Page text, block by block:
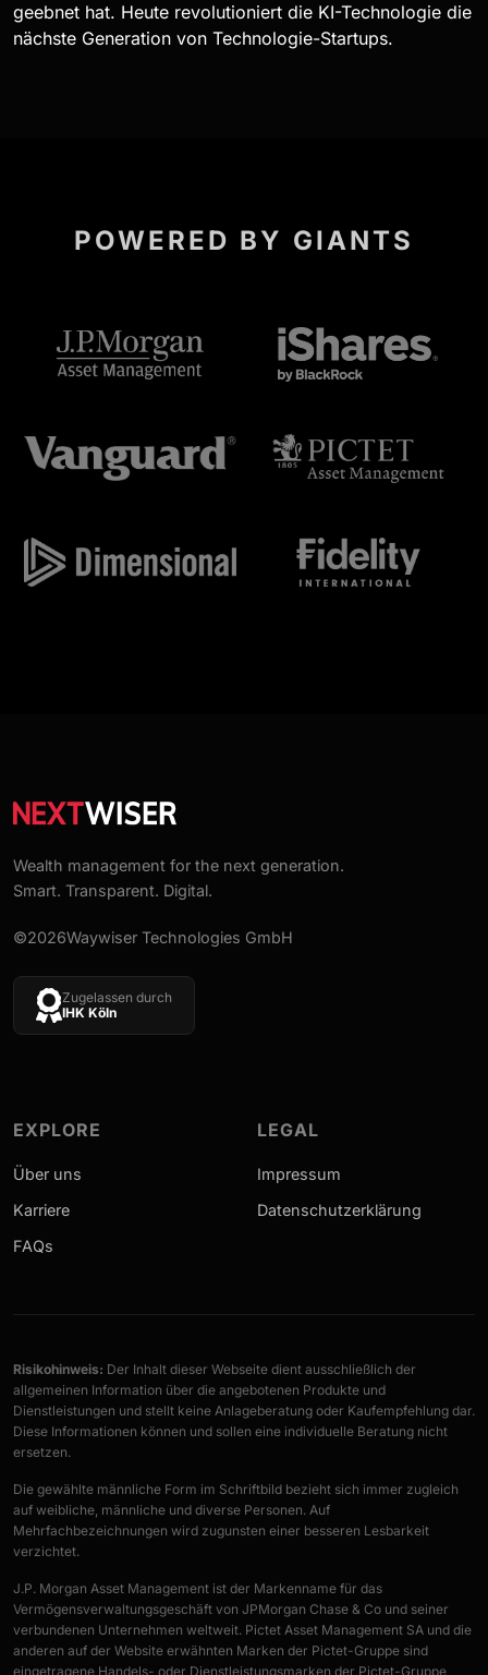
geebnet hat. Heute revolutioniert die KI-Technologie die
nächste Generation von Technologie-Startups.
POWERED BY GIANTS
Wealth management for the next generation.
Smart. Transparent. Digital.
©2026Waywiser Technologies GmbH
Zugelassen durch
IHK Köln
EXPLORE
Über uns
Karriere
FAQs
LEGAL
Impressum
Datenschutzerklärung
Risikohinweis: Der Inhalt dieser Webseite dient ausschließlich der
allgemeinen Information über die angebotenen Produkte und
Dienstleistungen und stellt keine Anlageberatung oder Kaufempfehlung dar.
Diese Informationen können und sollen eine individuelle Beratung nicht
ersetzen.
Die gewählte männliche Form im Schriftbild bezieht sich immer zugleich
auf weibliche, männliche und diverse Personen. Auf
Mehrfachbezeichnungen wird zugunsten einer besseren Lesbarkeit
verzichtet.
J.P. Morgan Asset Management ist der Markenname für das
Vermögensverwaltungsgeschäft von JPMorgan Chase & Co und seiner
verbundenen Unternehmen weltweit. Pictet Asset Management SA und die
anderen auf der Website erwähnten Marken der Pictet-Gruppe sind
eingetragene Handels- oder Dienstleistungsmarken der Pictet-Gruppe